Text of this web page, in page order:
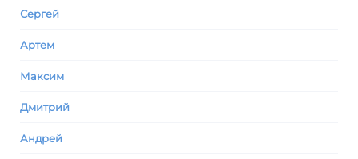
Сергей
Артем
Максим
Дмитрий
Андрей